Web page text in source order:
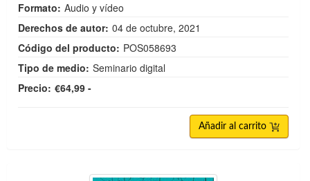
Formato: Audio y vídeo
Derechos de autor: 04 de octubre, 2021
Código del producto: POS058693
Tipo de medio: Seminario digital
Precio: €64,99 -
Añadir al carrito